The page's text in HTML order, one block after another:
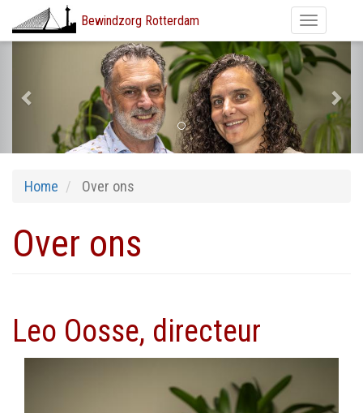
naar
gaan
Bewindzorg Rotterdam
Navigatie
wisselen
Home Over ons
Over ons
Leo Oosse, directeur